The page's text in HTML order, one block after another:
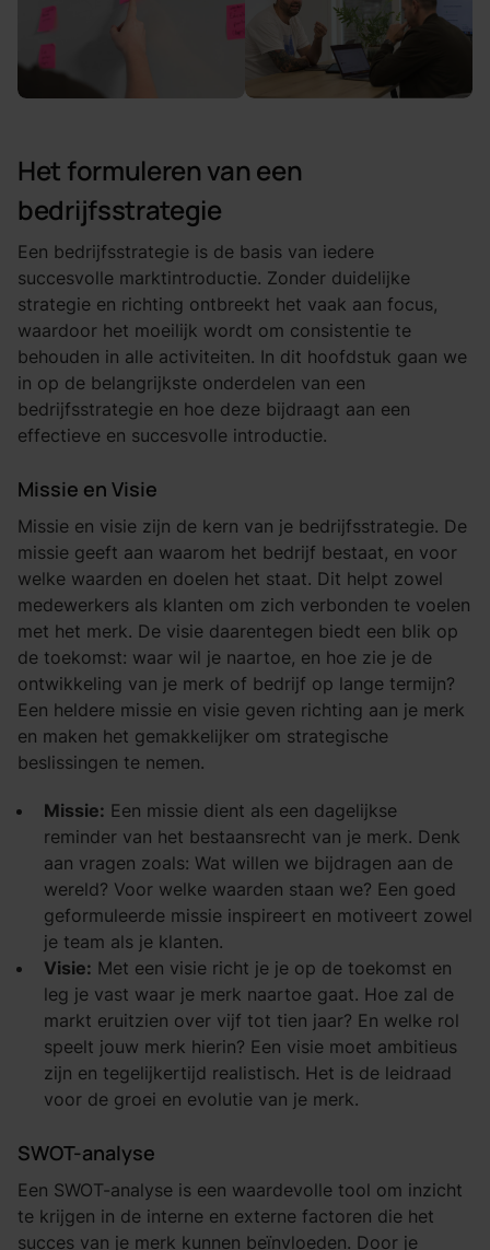
Het formuleren van een
bedrijfsstrategie
Een bedrijfsstrategie is de basis van iedere
succesvolle marktintroductie. Zonder duidelijke
strategie en richting ontbreekt het vaak aan focus,
waardoor het moeilijk wordt om consistentie te
behouden in alle activiteiten. In dit hoofdstuk gaan we
in op de belangrijkste onderdelen van een
bedrijfsstrategie en hoe deze bijdraagt aan een
effectieve en succesvolle introductie.
Missie en Visie
Missie en visie zijn de kern van je bedrijfsstrategie. De
missie geeft aan waarom het bedrijf bestaat, en voor
welke waarden en doelen het staat. Dit helpt zowel
medewerkers als klanten om zich verbonden te voelen
met het merk. De visie daarentegen biedt een blik op
de toekomst: waar wil je naartoe, en hoe zie je de
ontwikkeling van je merk of bedrijf op lange termijn?
Een heldere missie en visie geven richting aan je merk
en maken het gemakkelijker om strategische
beslissingen te nemen.
Missie: Een missie dient als een dagelijkse
reminder van het bestaansrecht van je merk. Denk
aan vragen zoals: Wat willen we bijdragen aan de
wereld? Voor welke waarden staan we? Een goed
geformuleerde missie inspireert en motiveert zowel
je team als je klanten.
Visie: Met een visie richt je je op de toekomst en
leg je vast waar je merk naartoe gaat. Hoe zal de
markt eruitzien over vijf tot tien jaar? En welke rol
speelt jouw merk hierin? Een visie moet ambitieus
zijn en tegelijkertijd realistisch. Het is de leidraad
voor de groei en evolutie van je merk.
SWOT-analyse
Een SWOT-analyse is een waardevolle tool om inzicht
te krijgen in de interne en externe factoren die het
succes van je merk kunnen beïnvloeden. Door je